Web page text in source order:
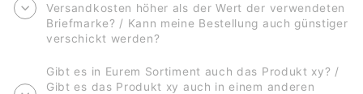
Versandkosten höher als der Wert der verwendeten
Briefmarke? / Kann meine Bestellung auch günstiger
verschickt werden?
Gibt es in Eurem Sortiment auch das Produkt xy? /
Gibt es das Produkt xy auch in einem anderen